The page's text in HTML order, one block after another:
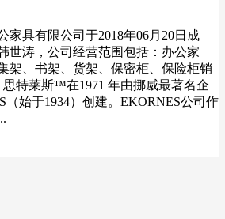
家具有限公司于2018年06月20日成
世涛，公司经营范围包括：办公家
架、书架、货架、保密柜、保险柜销
特莱斯™在1971 年由挪威最著名企
（始于1934）创建。EKORNES公司作